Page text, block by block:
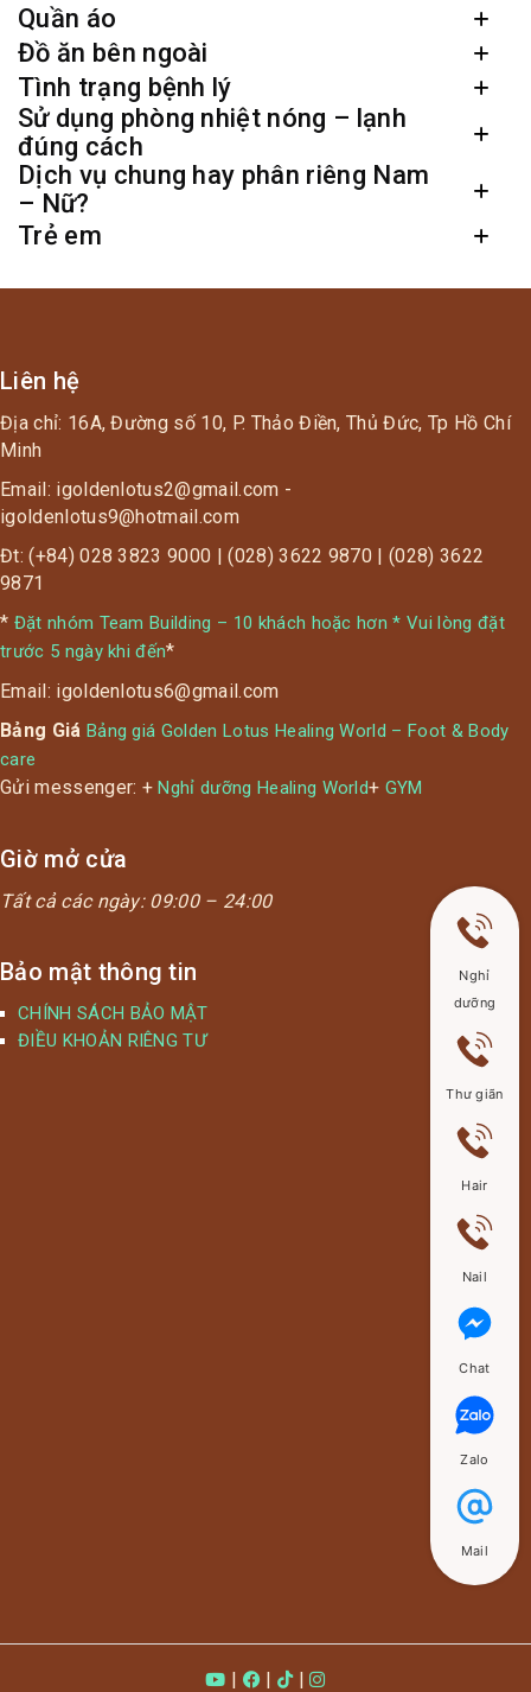
Quần áo
Đồ ăn bên ngoài
Tình trạng bệnh lý
Sử dụng phòng nhiệt nóng – lạnh
đúng cách
Dịch vụ chung hay phân riêng Nam
– Nữ?
Trẻ em
Liên hệ
Địa chỉ: 16A, Đường số 10, P. Thảo Điền, Thủ Đức, Tp Hồ Chí
Minh
Email: igoldenlotus2@gmail.com -
igoldenlotus9@hotmail.com
Đt: (+84) 028 3823 9000 | (028) 3622 9870 | (028) 3622
9871
* Đặt nhóm Team Building – 10 khách hoặc hơn * Vui lòng đặt
trước 5 ngày khi đến*
Email: igoldenlotus6@gmail.com
Bảng Giá Bảng giá Golden Lotus Healing World – Foot & Body
care
Gửi messenger: +Nghỉ dưỡng Healing World+ GYM
Giờ mở cửa
Tất cả các ngày: 09:00 – 24:00
Bảo mật thông tin
CHÍNH SÁCH BẢO MẬT
ĐIỀU KHOẢN RIÊNG TƯ
| | |
Nghỉ
dưỡng
Thư giãn
Hair
Nail
Chat
Zalo
Mail